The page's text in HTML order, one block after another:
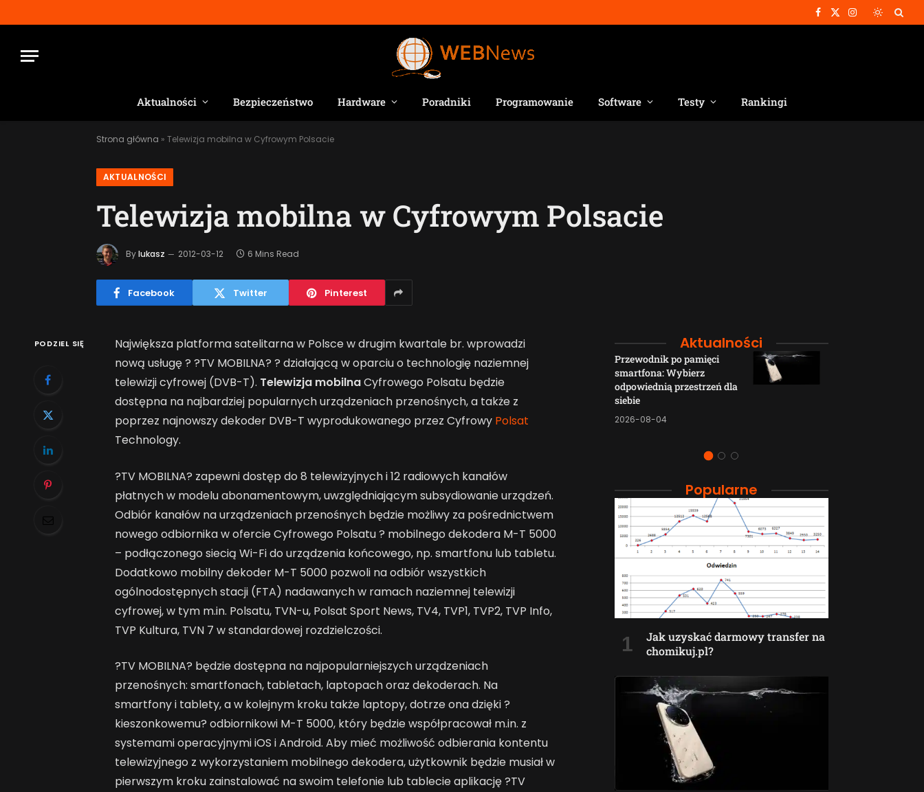
Facebook
X
Instagram
Aktualności Bezpieczeństwo Hardware Poradniki Programowanie Software Testy Rankingi
Strona główna » Telewizja mobilna w Cyfrowym Polsacie
AKTUALNOŚCI
Telewizja mobilna w Cyfrowym Polsacie
By lukasz 2012-03-12 6 Mins Read
Facebook Twitter Pinterest
PODZIEL SIĘ
Największa platforma satelitarna w Polsce w drugim kwartale br. wprowadzi
nową usługę ? ?TV MOBILNA? ? działającą w oparciu o technologię naziemnej
telewizji cyfrowej (DVB-T). Telewizja mobilnaCyfrowego Polsatu będzie
dostępna na najbardziej popularnych urządzeniach przenośnych, a także z
poprzez najnowszy dekoder DVB-T wyprodukowanego przez Cyfrowy Polsat
Technology.
?TV MOBILNA? zapewni dostęp do 8 telewizyjnych i 12 radiowych kanałów
płatnych w modelu abonamentowym, uwzględniającym subsydiowanie urządzeń.
Odbiór kanałów na urządzeniach przenośnych będzie możliwy za pośrednictwem
nowego odbiornika w ofercie Cyfrowego Polsatu ? mobilnego dekodera M-T 5000
– podłączonego siecią Wi-Fi do urządzenia końcowego, np. smartfonu lub tabletu.
Dodatkowo mobilny dekoder M-T 5000 pozwoli na odbiór wszystkich
ogólnodostępnych stacji (FTA) nadawanych w ramach naziemnej telewizji
cyfrowej, w tym m.in. Polsatu, TVN-u, Polsat Sport News, TV4, TVP1, TVP2, TVP Info,
TVP Kultura, TVN 7 w standardowej rozdzielczości.
?TV MOBILNA? będzie dostępna na najpopularniejszych urządzeniach
przenośnych: smartfonach, tabletach, laptopach oraz dekoderach. Na
smartfony i tablety, a w kolejnym kroku także laptopy, dotrze ona dzięki ?
kieszonkowemu? odbiornikowi M-T 5000, który będzie współpracował m.in. z
systemami operacyjnymi iOS i Android. Aby mieć możliwość odbierania kontentu
telewizyjnego z wykorzystaniem mobilnego dekodera, użytkownik będzie musiał w
pierwszym kroku zainstalować na swoim telefonie lub tablecie aplikację ?TV
Aktualności
Jak AI zmienia e-
2026-04-27
Przewodnik po pamięci
smartfona: Wybierz
odpowiednią przestrzeń dla
siebie
2026-08-04
Popularne
Jak uzyskać darmowy transfer na
chomikuj.pl?